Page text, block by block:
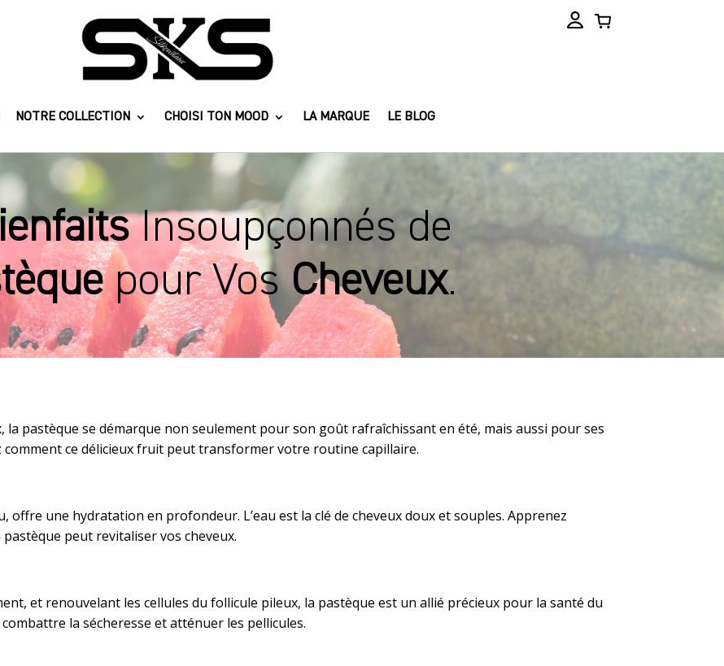
NOTRE COLLECTION CHOISI TON MOOD LA MARQUE LE BLOG
Insoupçonnés de
pour VosCheveux.
pastèque se démarque non seulement pour son goût rafraîchissant en été, mais aussi pour ses
ce délicieux fruit peut transformer votre routine capillaire.
offre une hydratation en profondeur. L’eau est la clé de cheveux doux et souples. Apprenez
peut revitaliser vos cheveux.
et renouvelant les cellules du follicule pileux, la pastèque est un allié précieux pour la santé du
la sécheresse et atténuer les pellicules.